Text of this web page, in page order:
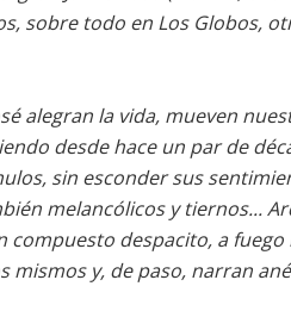
sobre todo en Los Globos,
alegran la vida, mueven
desde hace un par de
sin esconder sus
melancólicos y tiernos...
compuesto despacito, a
mismos y, de paso, narran